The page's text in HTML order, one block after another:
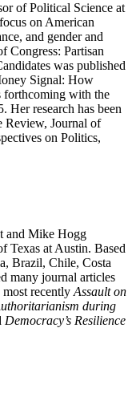
of Political Science at
on American
and gender and
Congress: Partisan
was published
Signal: How
forthcoming with the
Her research has been
Review, Journal of
on Politics,
and Mike Hogg
Texas at Austin. Based
Brazil, Chile, Costa
many journal articles
most recently Assault on
during
Democracy’s Resilience